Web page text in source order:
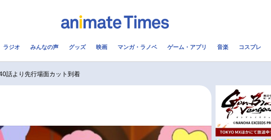
配信・Vtuber
アニメ映画一覧 今期アニメ曜日別一覧
ラジオ みんなの声 グッズ 映画 マンガ・ラノベ ゲーム・アプリ 音楽 コスプレ
話より先行場面カット到着